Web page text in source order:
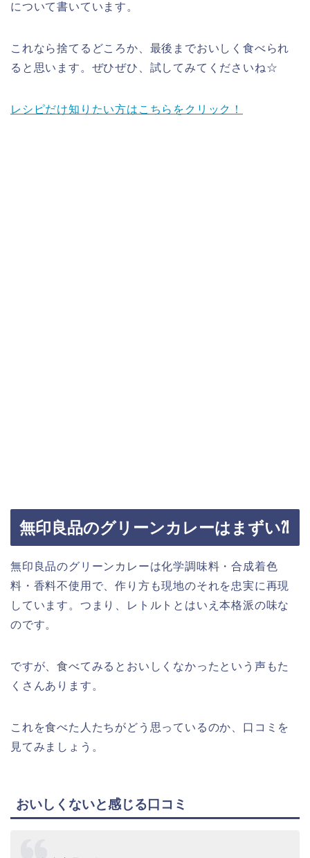
について書いています。
これなら捨てるどころか、最後までおいしく食べられ
ると思います。ぜひぜひ、試してみてくださいね☆
レシピだけ知りたい方はこちらをクリック！
無印良品のグリーンカレーはまずい⁈
無印良品のグリーンカレーは化学調味料・合成着色
料・香料不使用で、作り方も現地のそれを忠実に再現
しています。つまり、レトルトとはいえ本格派の味な
のです。
ですが、食べてみるとおいしくなかったという声もた
くさんあります。
これを食べた人たちがどう思っているのか、口コミを
見てみましょう。
おいしくないと感じる口コミ